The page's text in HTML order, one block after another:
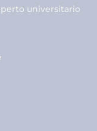
universitario